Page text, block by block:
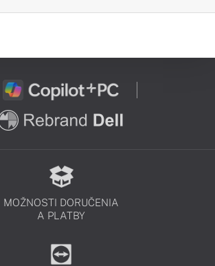
MOŽNOSTI DORUČENIA
A PLATBY